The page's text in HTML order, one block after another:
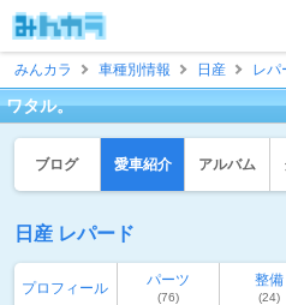
みんカラ
車種別情報 日産 レパ
ワタル。
ブログ 愛車紹介 アルバム
日産 レパード
プロフィール パーツ
(76)
整備
(24)